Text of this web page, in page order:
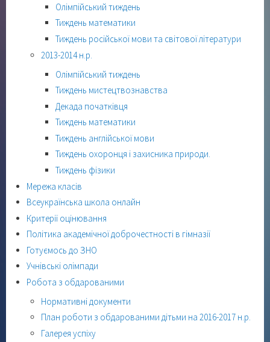
Олімпійський тиждень
Тиждень математики
Тиждень російської мови та світової літератури
2013-2014 н.р.
Олімпійський тиждень
Тиждень мистецтвознавства
Декада початківця
Тиждень математики
Тиждень англійської мови
Тиждень охоронця і захисника природи.
Тиждень фізики
Мережа класів
Всеукраїнська школа онлайн
Критерії оцінювання
Політика академічної доброчестності в гімназії
Готуємось до ЗНО
Учнівські олімпади
Робота з обдарованими
Нормативні документи
План роботи з обдарованими дітьми на 2016-2017 н.р.
Галерея успіху